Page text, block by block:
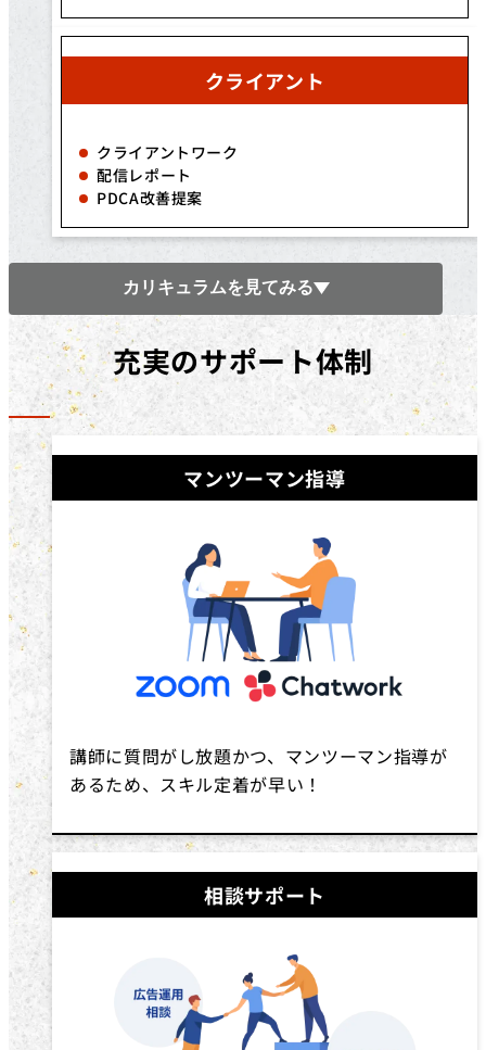
クライアント
クライアントワーク
配信レポート
PDCA改善提案
カリキュラムを見てみる
充実のサポート体制
マンツーマン指導
講師に質問がし放題かつ、マンツーマン指導が
あるため、スキル定着が早い！
相談サポート